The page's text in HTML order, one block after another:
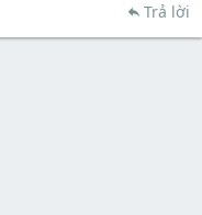
Trả lời